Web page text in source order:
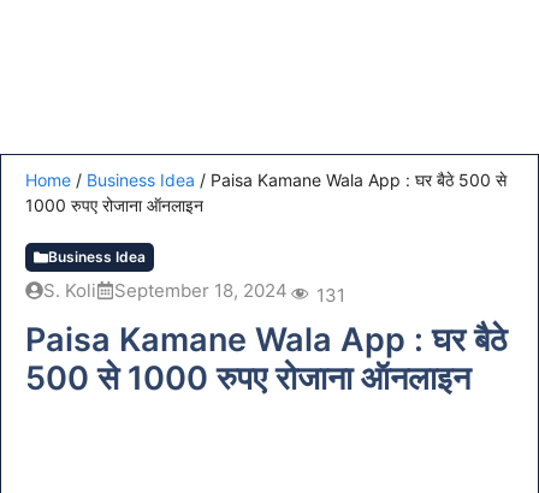
Home / Business Idea / Paisa Kamane Wala App : घर बैठे 500 से
1000 रुपए रोजाना ऑनलाइन
Business Idea
S. Koli September 18, 2024 131
Paisa Kamane Wala App : घर बैठे
500 से 1000 रुपए रोजाना ऑनलाइन